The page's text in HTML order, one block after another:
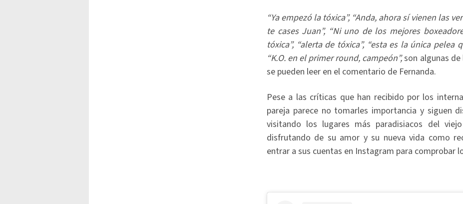
“Ya empezó la tóxica”, “Anda, ahora sí vienen las
te cases Juan”, “Ni uno de los mejores
tóxica”, “alerta de tóxica”, “esta es la única pelea
“K.O. en el primer round, campeón”,son algunas de
se pueden leer en el comentario de Fernanda.
Pese a las críticas que han recibido por los
pareja parece no tomarles importancia y siguen
visitando los lugares más paradisiacos del
disfrutando de su amor y su nueva vida como
entrar a sus cuentas en Instagram para comprobar